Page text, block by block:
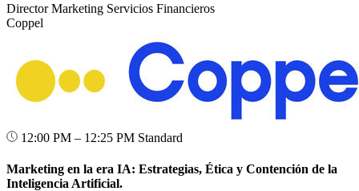
Director Marketing Servicios Financieros
Coppel
12:00 PM – 12:25 PM Standard
Marketing en la era IA: Estrategias, Ética y Contención de la
Inteligencia Artificial.